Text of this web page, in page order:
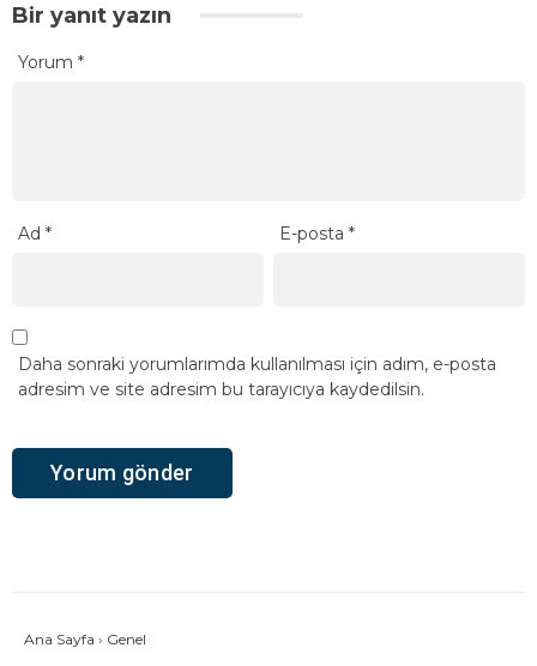
Bir yanıt yazın
Yorum *
Ad * E-posta*
Daha sonraki yorumlarımda kullanılması için adım, e-posta
adresim ve site adresim bu tarayıcıya kaydedilsin.
Ana Sayfa › Genel